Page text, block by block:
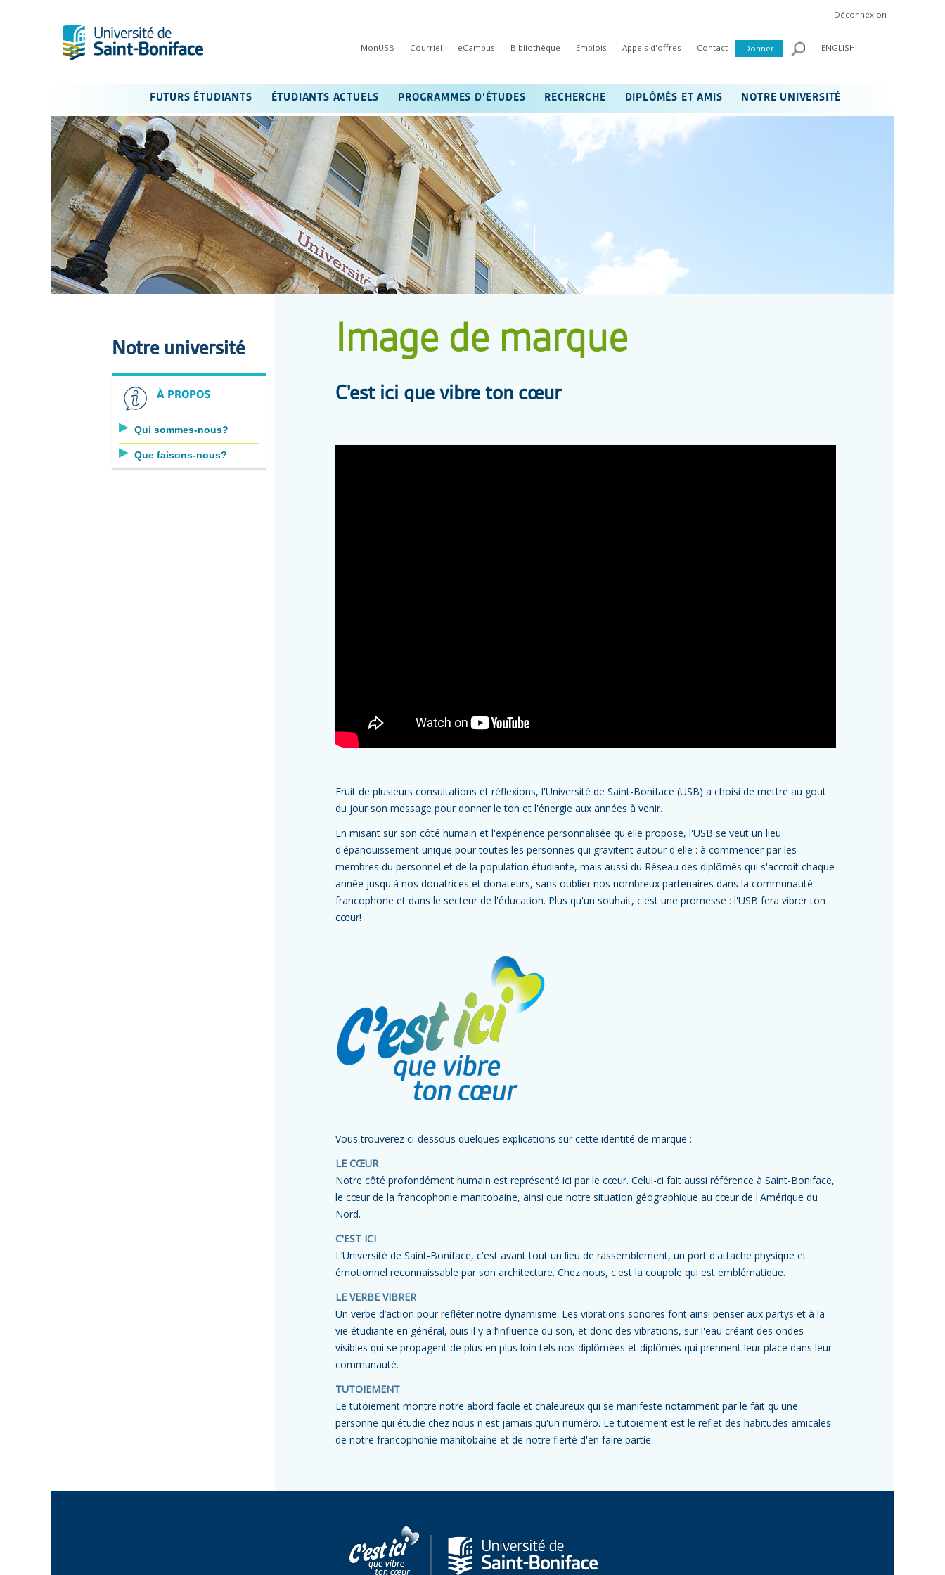
Déconnexion
MonUSB Courriel eCampus Bibliothèque Emplois Appels d'offres Contact Donner ENGLISH
FUTURS ÉTUDIANTS ÉTUDIANTS ACTUELS PROGRAMMES D’ÉTUDES RECHERCHE DIPLÔMÉS ET AMIS NOTRE UNIVERSITÉ
Image de marque
C'est ici que vibre ton cœur
Fruit de plusieurs consultations et réflexions, l'Université de Saint-Boniface (USB) a choisi de mettre au gout
du jour son message pour donner le ton et l'énergie aux années à venir.
En misant sur son côté humain et l'expérience personnalisée qu'elle propose, l'USB se veut un lieu
d'épanouissement unique pour toutes les personnes qui gravitent autour d'elle : à commencer par les
membres du personnel et de la population étudiante, mais aussi du Réseau des diplômés qui s'accroit chaque
année jusqu'à nos donatrices et donateurs, sans oublier nos nombreux partenaires dans la communauté
francophone et dans le secteur de l'éducation. Plus qu'un souhait, c'est une promesse : l'USB fera vibrer ton
cœur!
Vous trouverez ci-dessous quelques explications sur cette identité de marque :
LE CŒUR
Notre côté profondément humain est représenté ici par le cœur. Celui-ci fait aussi référence à Saint-Boniface,
le cœur de la francophonie manitobaine, ainsi que notre situation géographique au cœur de l'Amérique du
Nord.
C'EST ICI
L’Université de Saint-Boniface, c'est avant tout un lieu de rassemblement, un port d'attache physique et
émotionnel reconnaissable par son architecture. Chez nous, c'est la coupole qui est emblématique.
LE VERBE VIBRER
Un verbe d’action pour refléter notre dynamisme. Les vibrations sonores font ainsi penser aux partys et à la
vie étudiante en général, puis il y a l’influence du son, et donc des vibrations, sur l'eau créant des ondes
visibles qui se propagent de plus en plus loin tels nos diplômées et diplômés qui prennent leur place dans leur
communauté.
TUTOIEMENT
Le tutoiement montre notre abord facile et chaleureux qui se manifeste notamment par le fait qu'une
personne qui étudie chez nous n'est jamais qu'un numéro. Le tutoiement est le reflet des habitudes amicales
de notre francophonie manitobaine et de notre fierté d'en faire partie.
Notre université
À PROPOS
Qui sommes-nous?
Que faisons-nous?